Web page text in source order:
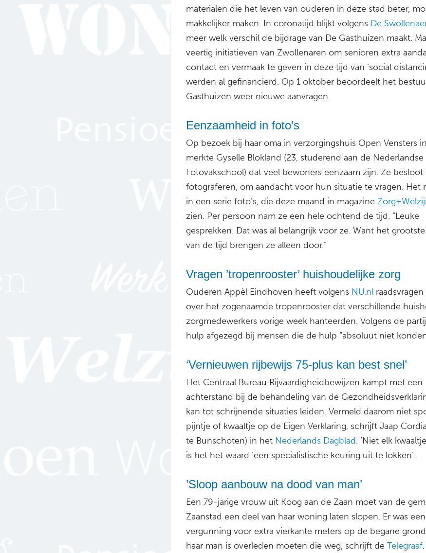
materialen die het leven van ouderen in deze stad beter,
makkelijker maken. In coronatijd blijkt volgens De
meer welk verschil de bijdrage van De Gasthuizen maakt.
veertig initiatieven van Zwollenaren om senioren extra
contact en vermaak te geven in deze tijd van ‘social
werden al gefinancierd. Op 1 oktober beoordeelt het
Gasthuizen weer nieuwe aanvragen.
Eenzaamheid in foto’s
Op bezoek bij haar oma in verzorgingshuis Open Vensters
merkte Gyselle Blokland (23, studerend aan de Nederlandse
Fotovakschool) dat veel bewoners eenzaam zijn. Ze besloot
fotograferen, om aandacht voor hun situatie te vragen. Het
in een serie foto’s, die deze maand in magazine
zien. Per persoon nam ze een hele ochtend de tijd. “Leuke
gesprekken. Dat was al belangrijk voor ze. Want het
van de tijd brengen ze alleen door.”
Vragen ’tropenrooster’ huishoudelijke zorg
Ouderen Appèl Eindhoven heeft volgens NU.nl
over het zogenaamde tropenrooster dat verschillende
zorgmedewerkers vorige week hanteerden. Volgens de
hulp afgezegd bij mensen die de hulp “absoluut niet
‘Vernieuwen rijbewijs 75-plus kan best snel’
Het Centraal Bureau Rijvaardigheidbewijzen kampt met een
achterstand bij de behandeling van de
kan tot schrijnende situaties leiden. Vermeld daarom niet
pijntje of kwaaltje op de Eigen Verklaring, schrijft Jaap
te Bunschoten) in het Nederlands Dagblad. ‘Niet elk
is het het waard ‘een specialistische keuring uit te lokken’.
’Sloop aanbouw na dood van man’
Een 79-jarige vrouw uit Koog aan de Zaan moet van de
Zaanstad een deel van haar woning laten slopen. Er was
vergunning voor extra vierkante meters op de begane
haar man is overleden moeten die weg, schrijft de Telegraaf